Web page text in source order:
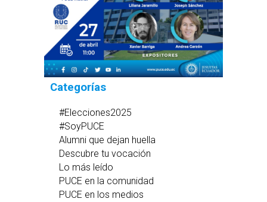
Categorías
#Elecciones2025
#SoyPUCE
Alumni que dejan huella
Descubre tu vocación
Lo más leído
PUCE en la comunidad
PUCE en los medios